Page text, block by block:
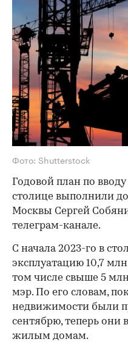
Фото: Shutterstock
Годовой план по
столице выполнили
Москвы Сергей
телеграм-канале.
С начала 2023-го в
эксплуатацию 10,7
том числе свыше 5
мэр. По его словам,
недвижимости были
сентябрю, теперь они
жилым домам.